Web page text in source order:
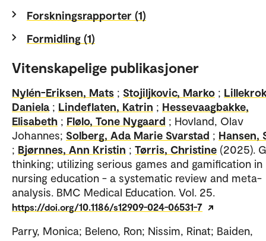
Forskningsrapporter (1)
Formidling (1)
Vitenskapelige publikasjoner
Nylén-Eriksen, Mats ; Stojiljkovic, Marko ;
Daniela ; Lindeflaten, Katrin ; Hessevaagbakke,
Elisabeth ; Flølo, Tone Nygaard ; Hovland, Olav
Johannes; Solberg, Ada Marie Svarstad ; Hansen,
; Bjørnnes, Ann Kristin ; Tørris, Christine (2025).
thinking; utilizing serious games and gamification in
nursing education - a systematic review and meta-
analysis. BMC Medical Education. Vol. 25.
https://doi.org/10.1186/s12909-024-06531-7
Parry, Monica; Beleno, Ron; Nissim, Rinat; Baiden,